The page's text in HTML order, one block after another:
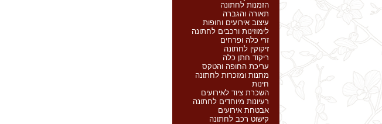
הזמנות לחתונה
תאורה והגברה
עיצוב אירועים וחופות
לימוזינות ורכבים לחתונה
זרי כלה ופרחים
זיקוקין לחתונה
ריקוד חתן כלה
עריכת החופה והטקס
מתנות ומזכרות לחתונה
חינות
השכרת ציוד לאירועים
רעיונות מיוחדים לחתונה
אבטחת אירועים
קישוט רכב לחתונה